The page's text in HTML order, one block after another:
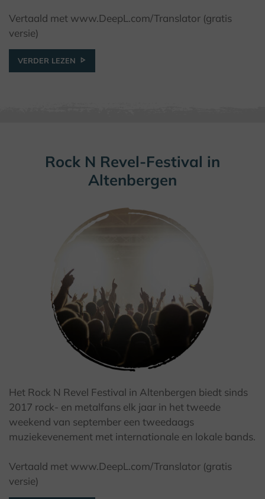
Vertaald met www.DeepL.com/Translator (gratis
versie)
VERDER LEZEN
Rock N Revel-Festival in
Altenbergen
© Michael Fromme
Het Rock N Revel Festival in Altenbergen biedt sinds
2017 rock- en metalfans elk jaar in het tweede
weekend van september een tweedaags
muziekevenement met internationale en lokale bands.
Vertaald met www.DeepL.com/Translator (gratis
versie)